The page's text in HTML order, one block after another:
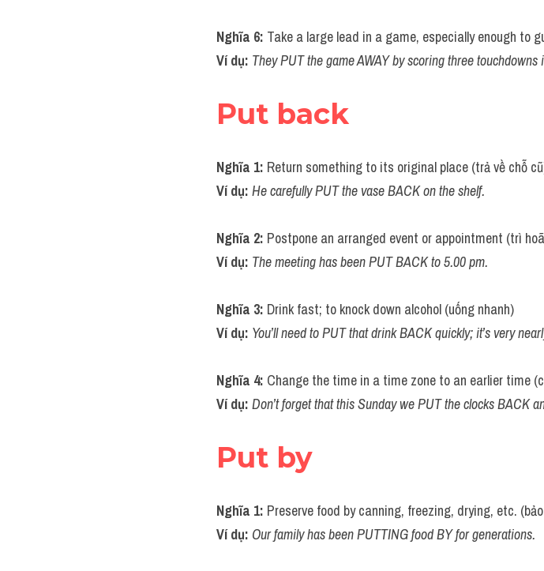
Nghĩa 6: Take a large lead in a game, especially enough to
Ví dụ: They PUT the game AWAY by scoring three touchdowns
Put back
Nghĩa 1: Return something to its original place (trả về chỗ
Ví dụ: He carefully PUT the vase BACK on the shelf.
Nghĩa 2: Postpone an arranged event or appointment (trì
Ví dụ: The meeting has been PUT BACK to 5.00 pm.
Nghĩa 3: Drink fast; to knock down alcohol (uống nhanh)
Ví dụ: You’ll need to PUT that drink BACK quickly; it’s very
Nghĩa 4: Change the time in a time zone to an earlier time
Ví dụ: Don’t forget that this Sunday we PUT the clocks BACK
Put by
Nghĩa 1: Preserve food by canning, freezing, drying, etc.
Ví dụ: Our family has been PUTTING food BY for generations.